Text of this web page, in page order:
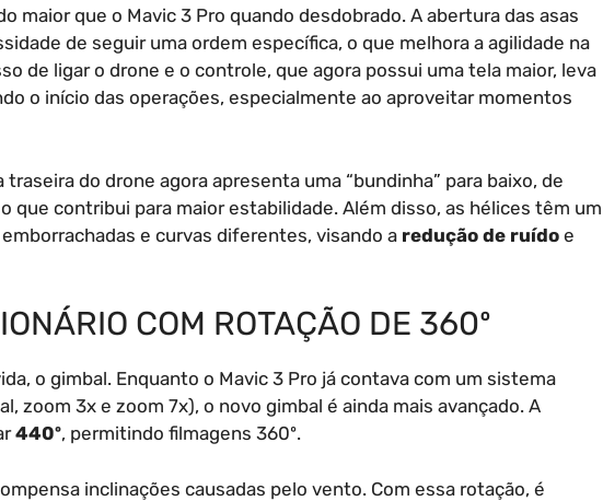
maior que o Mavic 3 Pro quando desdobrado. A abertura das asas
de seguir uma ordem específica, o que melhora a agilidade na
de ligar o drone e o controle, que agora possui uma tela maior, leva
o início das operações, especialmente ao aproveitar momentos
do drone agora apresenta uma “bundinha” para baixo, de
que contribui para maior estabilidade. Além disso, as hélices têm um
e curvas diferentes, visando a redução de ruído e
COM ROTAÇÃO DE 360º
o gimbal. Enquanto o Mavic 3 Pro já contava com um sistema
zoom 3x e zoom 7x), o novo gimbal é ainda mais avançado. A
440º, permitindo filmagens 360º.
inclinações causadas pelo vento. Com essa rotação, é